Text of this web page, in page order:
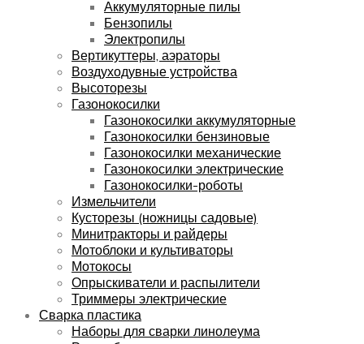
Аккумуляторные пилы
Бензопилы
Электропилы
Вертикуттеры, аэраторы
Воздуходувные устройства
Высоторезы
Газонокосилки
Газонокосилки аккумуляторные
Газонокосилки бензиновые
Газонокосилки механические
Газонокосилки электрические
Газонокосилки-роботы
Измельчители
Кусторезы (ножницы садовые)
Минитракторы и райдеры
Мотоблоки и культиваторы
Мотокосы
Опрыскиватели и распылители
Триммеры электрические
Сварка пластика
Наборы для сварки линолеума